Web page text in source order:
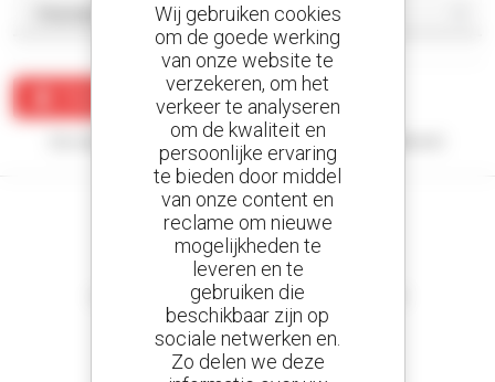
Maak een waarschuwing
Uw zoekopdracht heeft geen enkel resultaat opgeleverd.
Stel meldingen in
en ontvang advertenties van tweedehandsmaterieel
Wij gebruiken cookies
om de goede werking
van onze website te
verzekeren, om het
verkeer te analyseren
om de kwaliteit en
persoonlijke ervaring
te bieden door middel
van onze content en
reclame om nieuwe
mogelijkheden te
leveren en te
gebruiken die
beschikbaar zijn op
sociale netwerken en.
Zo delen we deze